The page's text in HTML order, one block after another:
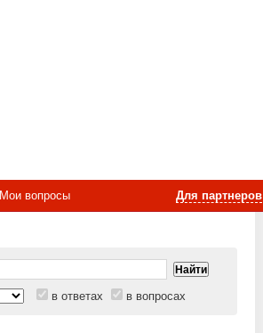
Для партнеров
Мои вопросы
в ответах в вопросах